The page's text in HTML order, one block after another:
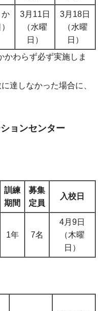
3月11日
（水曜
日）
3月18日
（水曜
日）
かわらず必ず実施しま
達しなかった場合に、
ョンセンター
訓練
期間
募集
定員
入校日
1年 7名
4月9日
（木曜
日）